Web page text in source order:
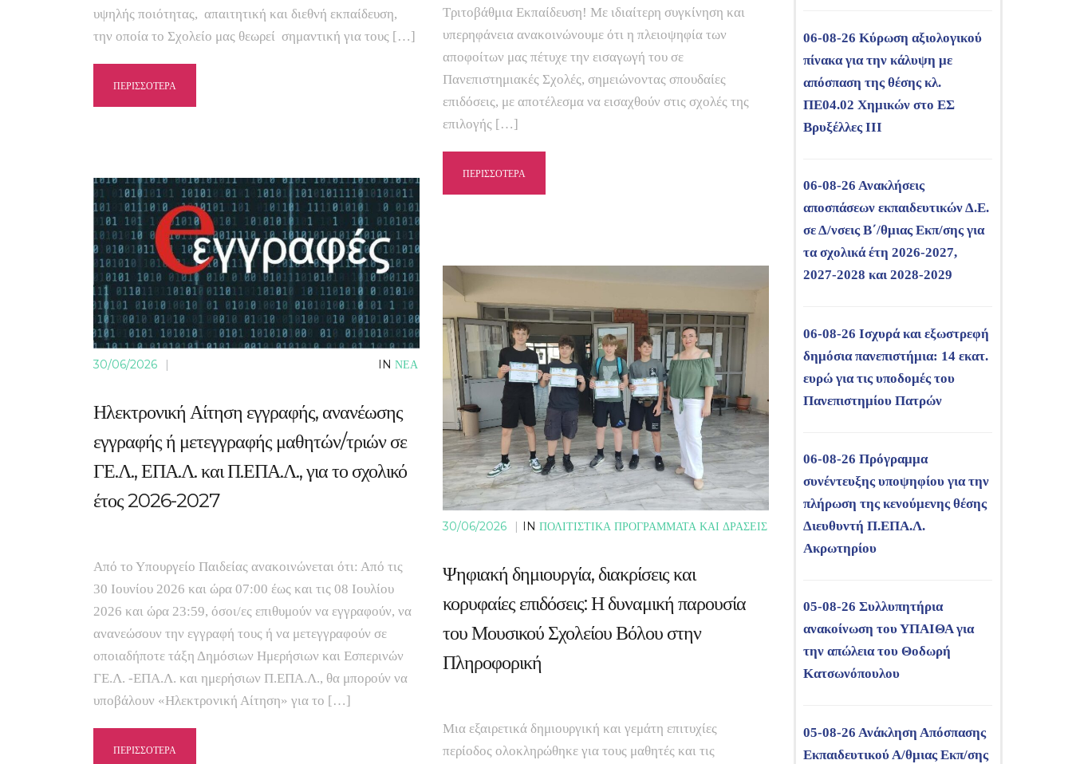
υψηλής ποιότητας, απαιτητική και διεθνή εκπαίδευση,
την οποία το Σχολείο μας θεωρεί σημαντική για τους […]
ΠΕΡΙΣΣΟΤΕΡΑ
Τριτοβάθμια Εκπαίδευση! Με ιδιαίτερη συγκίνηση και
υπερηφάνεια ανακοινώνουμε ότι η πλειοψηφία των
αποφοίτων μας πέτυχε την εισαγωγή του σε
Πανεπιστημιακές Σχολές, σημειώνοντας σπουδαίες
επιδόσεις, με αποτέλεσμα να εισαχθούν στις σχολές της
επιλογής […]
ΠΕΡΙΣΣΟΤΕΡΑ
30/06/2026 | IN ΝΕΑ
Ηλεκτρονική Αίτηση εγγραφής, ανανέωσης
εγγραφής ή μετεγγραφής μαθητών/τριών σε
ΓΕ.Λ., ΕΠΑ.Λ. και Π.ΕΠΑ.Λ., για το σχολικό
έτος 2026-2027
Από το Υπουργείο Παιδείας ανακοινώνεται ότι: Από τις
30 Ιουνίου 2026 και ώρα 07:00 έως και τις 08 Ιουλίου
2026 και ώρα 23:59, όσοι/ες επιθυμούν να εγγραφούν, να
ανανεώσουν την εγγραφή τους ή να μετεγγραφούν σε
οποιαδήποτε τάξη Δημόσιων Ημερήσιων και Εσπερινών
ΓΕ.Λ. -ΕΠΑ.Λ. και ημερήσιων Π.ΕΠΑ.Λ., θα μπορούν να
υποβάλουν «Ηλεκτρονική Αίτηση» για το […]
ΠΕΡΙΣΣΟΤΕΡΑ
30/06/2026 | IN ΠΟΛΙΤΙΣΤΙΚΑ ΠΡΟΓΡΑΜΜΑΤΑ ΚΑΙ ΔΡΑΣΕΙΣ
Ψηφιακή δημιουργία, διακρίσεις και
κορυφαίες επιδόσεις: Η δυναμική παρουσία
του Μουσικού Σχολείου Βόλου στην
Πληροφορική
Μια εξαιρετικά δημιουργική και γεμάτη επιτυχίες
περίοδος ολοκληρώθηκε για τους μαθητές και τις
06-08-26 Κύρωση αξιολογικού
πίνακα για την κάλυψη με
απόσπαση της θέσης κλ.
ΠΕ04.02 Χημικών στο ΕΣ
Βρυξέλλες ΙΙΙ
06-08-26 Ανακλήσεις
αποσπάσεων εκπαιδευτικών Δ.Ε.
σε Δ/νσεις Β΄/θμιας Εκπ/σης για
τα σχολικά έτη 2026-2027,
2027-2028 και 2028-2029
06-08-26 Ισχυρά και εξωστρεφή
δημόσια πανεπιστήμια: 14 εκατ.
ευρώ για τις υποδομές του
Πανεπιστημίου Πατρών
06-08-26 Πρόγραμμα
συνέντευξης υποψηφίου για την
πλήρωση της κενούμενης θέσης
Διευθυντή Π.ΕΠΑ.Λ.
Ακρωτηρίου
05-08-26 Συλλυπητήρια
ανακοίνωση του ΥΠΑΙΘΑ για
την απώλεια του Θοδωρή
Κατσωνόπουλου
05-08-26 Ανάκληση Απόσπασης
Εκπαιδευτικού Α/θμιας Εκπ/σης